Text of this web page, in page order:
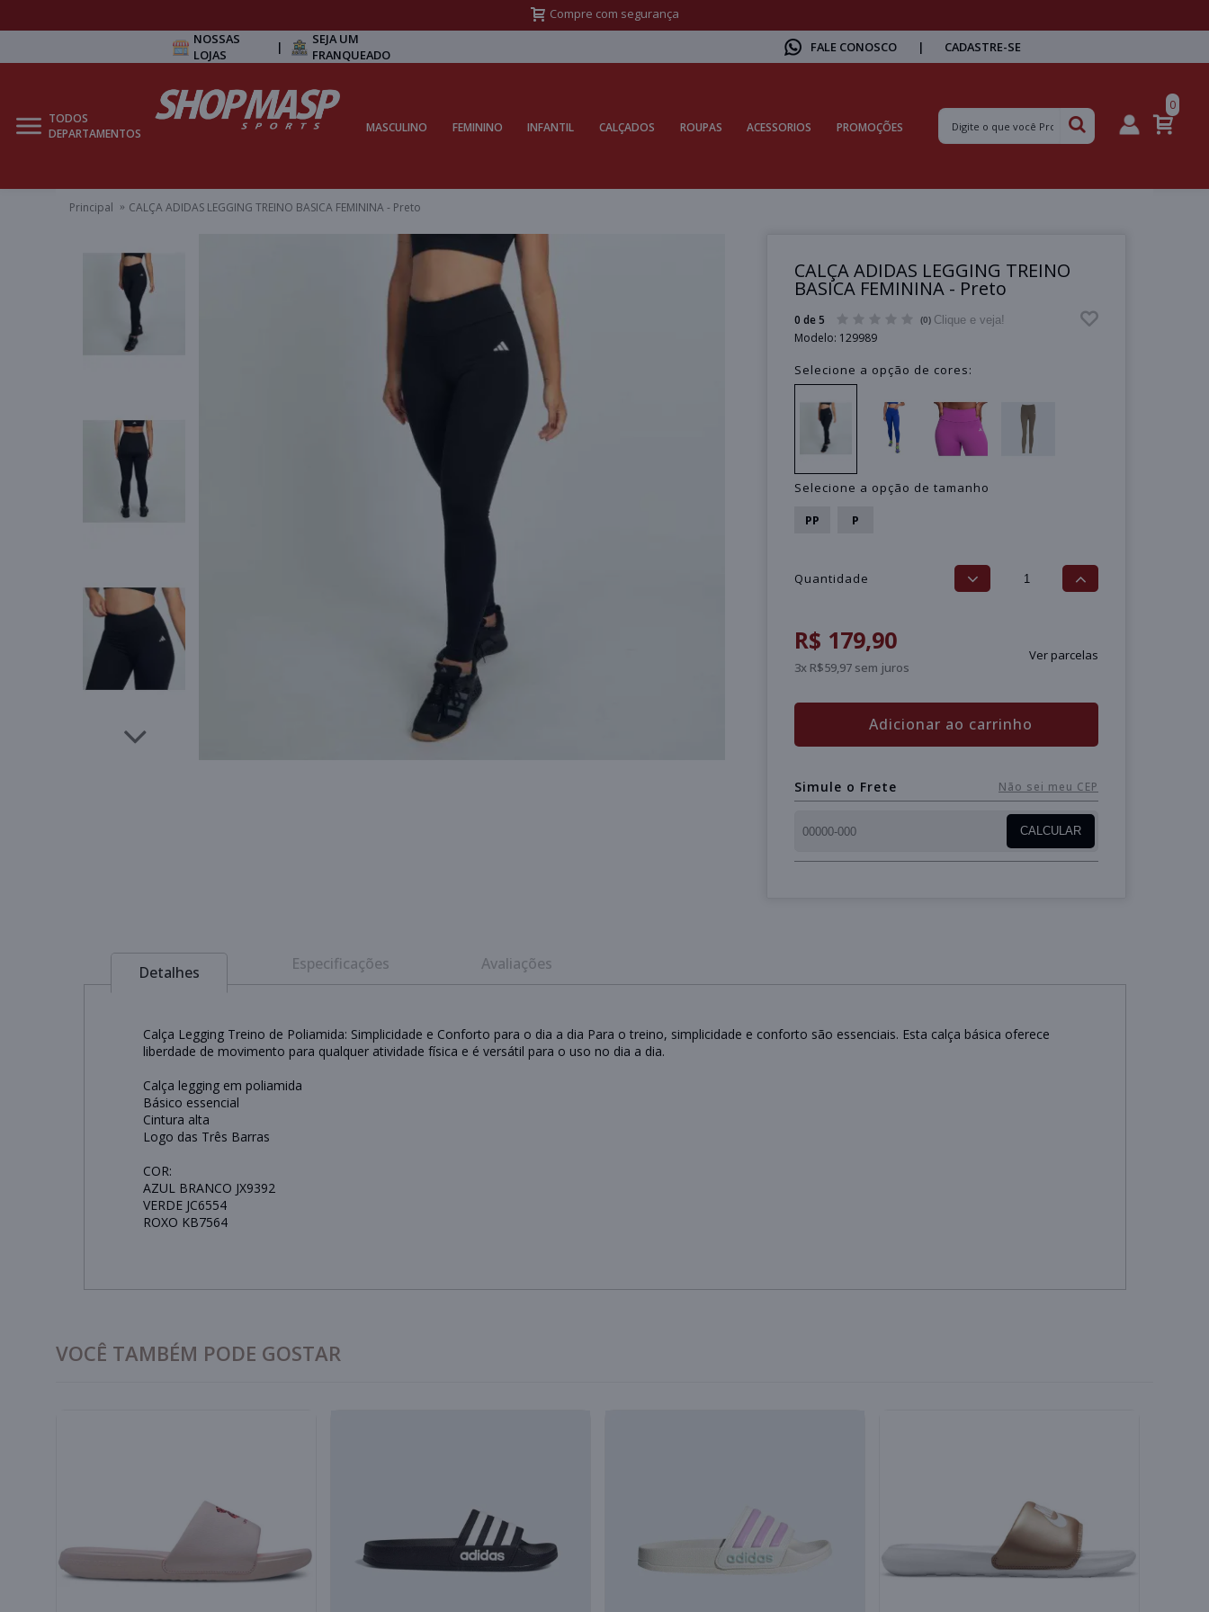
Frete Grátis Sul acima de R$399,99 e Sudeste acima de R$499,99
NOSSAS
LOJAS
|
SEJA UM
FRANQUEADO
FALE CONOSCO | CADASTRE-SE
TODOS
DEPARTAMENTOS
MASCULINO FEMININO INFANTIL CALÇADOS ROUPAS ACESSORIOS PROMOÇÕES
0
Principal CALÇA ADIDAS LEGGING TREINO BASICA FEMININA - Preto
CALÇA ADIDAS LEGGING TREINO
BASICA FEMININA - Preto
0 de 5 (0) Clique e veja!
Modelo: 129989
Selecione a opção de cores:
Selecione a opção de tamanho
PP
P
Quantidade
Ver parcelas
R$ 179,90
3x R$59,97 sem juros
Adicionar ao carrinho
Simule o Frete Não sei meu CEP
CALCULAR
Detalhes Especificações Avaliações
Calça Legging Treino de Poliamida: Simplicidade e Conforto para o dia a dia Para o treino, simplicidade e conforto são essenciais. Esta calça básica oferece
liberdade de movimento para qualquer atividade física e é versátil para o uso no dia a dia.
Calça legging em poliamida
Básico essencial
Cintura alta
Logo das Três Barras
COR:
AZUL BRANCO JX9392
VERDE JC6554
ROXO KB7564
VOCÊ TAMBÉM PODE GOSTAR